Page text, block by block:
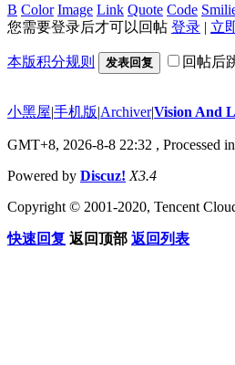
B Color Image Link Quote Code
您需要登录后才可以回帖 登录 | 立
本版积分规则 发表回复 回帖后
小黑屋|手机版|Archiver|Vision And
GMT+8, 2026-8-8 22:32 , Processed
Powered by Discuz! X3.4
Copyright © 2001-2020, Tencent
快速回复 返回顶部 返回列表